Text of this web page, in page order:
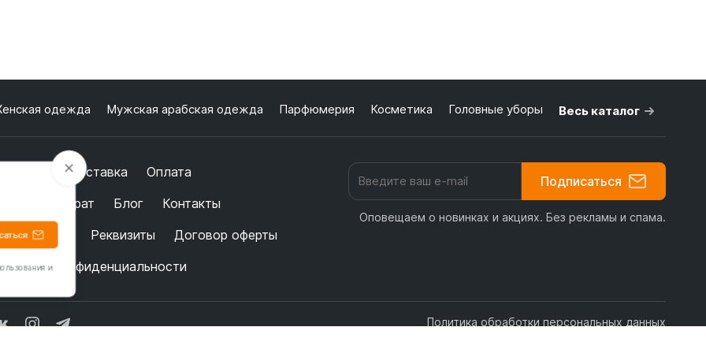
одежда Мужская арабская одежда Парфюмерия Косметика Головные уборы Весь каталог
Доставка
Оплата
и возврат
Блог
Контакты
Реквизиты
Договор оферты
конфиденциальности
Подписаться
Оповещаем о новинках и акциях. Без рекламы и спама.
Политика обработки персональных данных
и